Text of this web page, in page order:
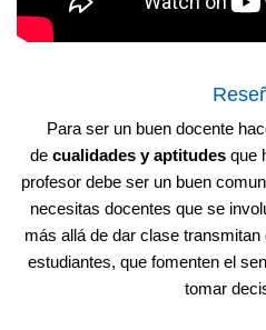
Para ser un buen docente
de cualidades y aptitudesque
profesor debe ser un buen
necesitas docentes que se
más allá de dar clase
estudiantes, que fomenten el
tomar